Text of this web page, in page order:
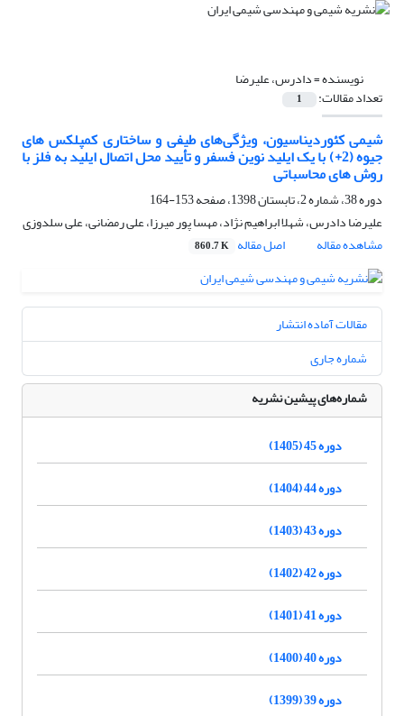
نویسنده =دادرس، علیرضا
تعداد مقالات: 1
شیمی کئوردیناسیون، ویژگی‌های طیفی و ساختاری کمپلکس های
جیوه (2+) با یک ایلید نوین فسفر و تأیید محل اتصال ایلید به فلز با
روش های محاسباتی
دوره 38، شماره 2، تابستان 1398، صفحه
153-164
علیرضا دادرس، شهلا ابراهیم نژاد، مهسا پور میرزا، علی رمضانی، علی سلدوزی
مشاهده مقاله
اصل مقاله 860.7 K
مقالات آماده انتشار
شماره جاری
شماره‌های پیشین نشریه
دوره 45 (1405)
دوره 44 (1404)
دوره 43 (1403)
دوره 42 (1402)
دوره 41 (1401)
دوره 40 (1400)
دوره 39 (1399)